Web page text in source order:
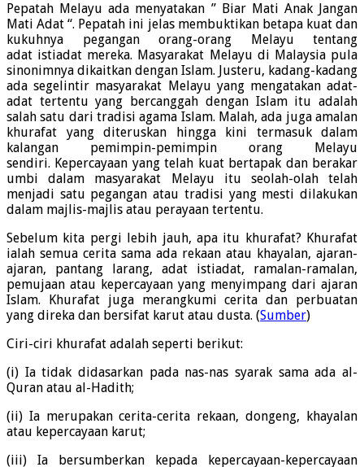
Pepatah Melayu ada menyatakan ” Biar Mati Anak Jangan
Mati Adat “. Pepatah ini jelas membuktikan betapa kuat dan
kukuhnya pegangan orang-orang Melayu tentang
adat istiadat mereka. Masyarakat Melayu di Malaysia pula
sinonimnya dikaitkan dengan Islam. Justeru, kadang-kadang
ada segelintir masyarakat Melayu yang mengatakan adat-
adat tertentu yang bercanggah dengan Islam itu adalah
salah satu dari tradisi agama Islam. Malah, ada juga amalan
khurafat yang diteruskan hingga kini termasuk dalam
kalangan pemimpin-pemimpin orang Melayu
sendiri. Kepercayaan yang telah kuat bertapak dan berakar
umbi dalam masyarakat Melayu itu seolah-olah telah
menjadi satu pegangan atau tradisi yang mesti dilakukan
dalam majlis-majlis atau perayaan tertentu.
Sebelum kita pergi lebih jauh, apa itu khurafat? Khurafat
ialah semua cerita sama ada rekaan atau khayalan, ajaran-
ajaran, pantang larang, adat istiadat, ramalan-ramalan,
pemujaan atau kepercayaan yang menyimpang dari ajaran
Islam. Khurafat juga merangkumi cerita dan perbuatan
yang direka dan bersifat karut atau dusta. (Sumber)
Ciri-ciri khurafat adalah seperti berikut:
(i) Ia tidak didasarkan pada nas-nas syarak sama ada al-
Quran atau al-Hadith;
(ii) Ia merupakan cerita-cerita rekaan, dongeng, khayalan
atau kepercayaan karut;
(iii) Ia bersumberkan kepada kepercayaan-kepercayaan